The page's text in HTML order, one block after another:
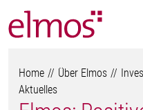
Home Über Elmos
Aktuelles